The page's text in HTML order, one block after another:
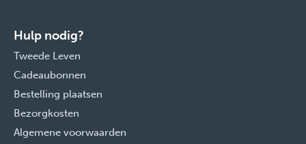
Hulp nodig?
Tweede Leven
Cadeaubonnen
Bestelling plaatsen
Bezorgkosten
Algemene voorwaarden